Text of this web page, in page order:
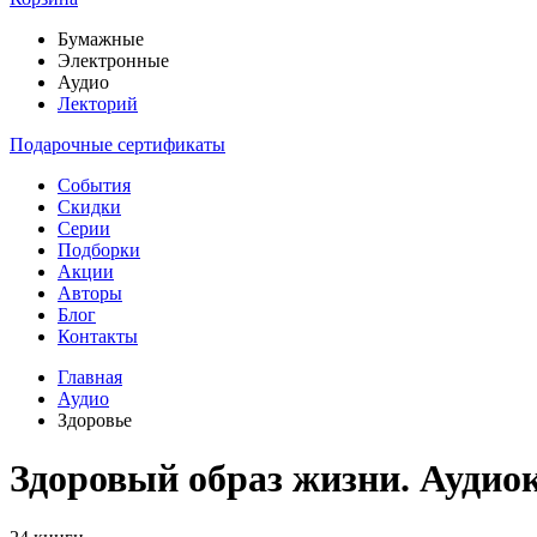
Бумажные
Электронные
Аудио
Лекторий
Подарочные сертификаты
События
Скидки
Серии
Подборки
Акции
Авторы
Блог
Контакты
Главная
Аудио
Здоровье
Здоровый образ жизни.